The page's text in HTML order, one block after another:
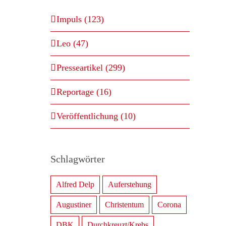
Impuls (123)
Leo (47)
Presseartikel (299)
Reportage (16)
Veröffentlichung (10)
Schlagwörter
Alfred Delp Auferstehung
Augustiner Christentum Corona